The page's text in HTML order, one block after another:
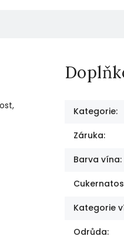
Kategorie:
Záruka:
Barva vína:
Kategorie
Odrůda: